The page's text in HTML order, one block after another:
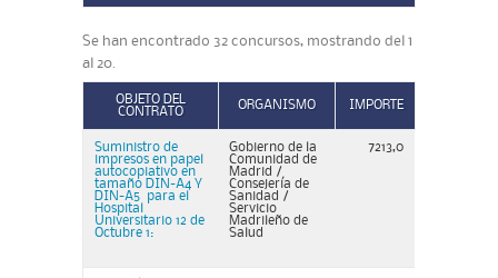
Se han encontrado 32 concursos, mostrando del 1
al 20.
OBJETO DEL
CONTRATO
ORGANISMO IMPORTE
Suministro de
impresos en papel
autocopiativo en
tamaño DIN-A4 Y
DIN-A5 para el
Hospital
Universitario 12 de
Octubre 1:
Gobierno de la
Comunidad de
Madrid /
Consejería de
Sanidad /
Servicio
Madrileño de
Salud
7213,0